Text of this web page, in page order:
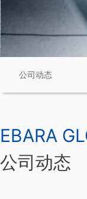
公司动态
EBARA
公司动态